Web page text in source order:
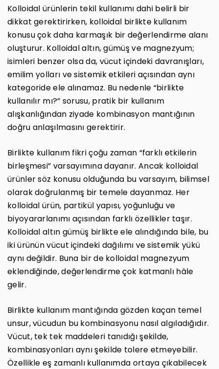
Kolloidal ürünlerin tekil kullanımı dahi belirli bir
dikkat gerektirirken, kolloidal birlikte kullanım
konusu çok daha karmaşık bir değerlendirme alanı
oluşturur. Kolloidal altın, gümüş ve magnezyum;
isimleri benzer olsa da, vücut içindeki davranışları,
emilim yolları ve sistemik etkileri açısından aynı
kategoride ele alınamaz. Bu nedenle “birlikte
kullanılır mı?” sorusu, pratik bir kullanım
alışkanlığından ziyade kombinasyon mantığının
doğru anlaşılmasını gerektirir.
Birlikte kullanım fikri çoğu zaman “farklı etkilerin
birleşmesi” varsayımına dayanır. Ancak kolloidal
ürünler söz konusu olduğunda bu varsayım, bilimsel
olarak doğrulanmış bir temele dayanmaz. Her
kolloidal ürün, partikül yapısı, yoğunluğu ve
biyoyararlanımı açısından farklı özellikler taşır.
Kolloidal altın gümüş birlikte ele alındığında bile, bu
iki ürünün vücut içindeki dağılımı ve sistemik yükü
aynı değildir. Buna bir de kolloidal magnezyum
eklendiğinde, değerlendirme çok katmanlı hâle
gelir.
Birlikte kullanım mantığında gözden kaçan temel
unsur, vücudun bu kombinasyonu nasıl algıladığıdır.
Vücut, tek tek maddeleri tanıdığı şekilde,
kombinasyonları aynı şekilde tolere etmeyebilir.
Özellikle eş zamanlı kullanımda ortaya çıkabilecek